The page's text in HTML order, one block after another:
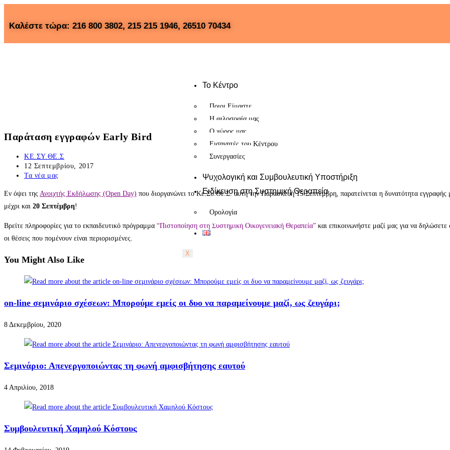
Kαλέστε τώρα: 216 800 3802, 215 215 1946, 26510 70434
Το Κέντρο
Ποιοι Είμαστε
Η φιλοσοφία μας
Ο χώρος μας
Εισηγητές του Κέντρου
Συνεργασίες
Ψυχολογική και Συμβουλευτική Υποστήριξη
Ειδίκευση στη Συστημική Θεραπεία
Ορολογία
X
Παράταση εγγραφών Early Bird
KE.ΣΥ.ΘΕ.Σ
12 Σεπτεμβρίου, 2017
Τα νέα μας
Εν όψει της Ανοιχτής Εκδήλωσης (Open Day) που διοργανώνει το Κε.Συ.Θε.Σ. αυτή την Παρασκευή 15 Σεπτέμβρη, παρατείνεται η δυνατότητα
μέχρι και 20 Σεπτέμβρη!
Βρείτε πληροφορίες για το εκπαιδευτικό πρόγραμμα “Πιστοποίηση στη Συστημική Οικογενειακή Θεραπεία” και επικοινωνήστε μαζί μας για να
οι θέσεις που πομένουν είναι περιορισμένες.
You Might Also Like
on-line σεμινάριο σχέσεων: Μπορούμε εμείς οι δυο να παραμείνουμε μαζί, ως ζευγάρι;
8 Δεκεμβρίου, 2020
Σεμινάριο: Απενεργοποιώντας τη φωνή αμφισβήτησης εαυτού
4 Απριλίου, 2018
Συμβουλευτική Χαμηλού Κόστους